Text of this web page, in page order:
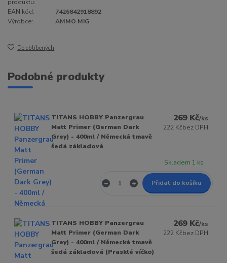
produktu:
EAN kód:
7426842918892
Výrobce:
AMMO MIG
Do oblíbených
Podobné produkty
TITANS HOBBY Panzergrau
Matt Primer (German Dark
Grey) - 400ml / Německá tmavě
šedá základová
269 Kč/ks
222 Kčbez DPH
Skladem 1 ks
Přidat do košíku
TITANS HOBBY Panzergrau
Matt Primer (German Dark
Grey) - 400ml / Německá tmavě
šedá základová (Prasklé víčko)
269 Kč/ks
222 Kčbez DPH